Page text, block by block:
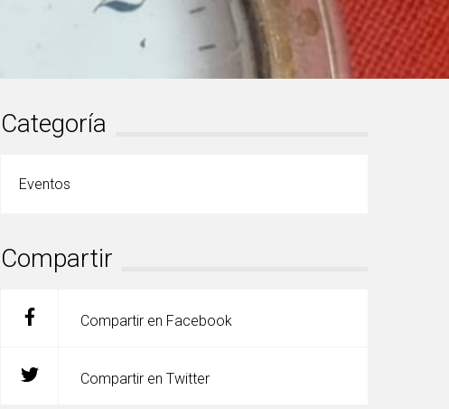
Categoría
Eventos
Compartir
Compartir en Facebook
Compartir en Twitter